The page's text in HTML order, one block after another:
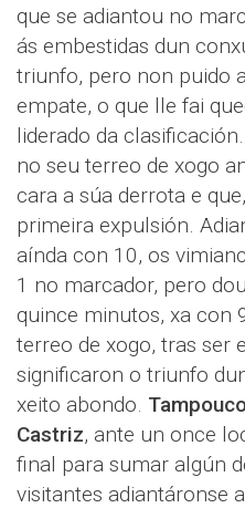
que se adiantou no
ás embestidas dun
triunfo, pero non puido
empate, o que lle fai
liderado da clasificación.
no seu terreo de xogo
cara a súa derrota e
primeira expulsión.
aínda con 10, os
1 no marcador, pero
quince minutos, xa con
terreo de xogo, tras ser
significaron o triunfo
xeito abondo.
Castriz, ante un once
final para sumar algún
visitantes adiantáronse